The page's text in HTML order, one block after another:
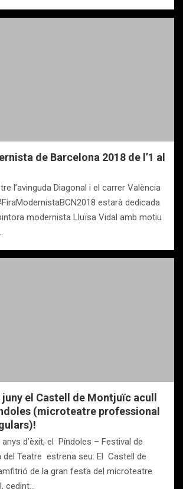
de Barcelona 2018 de l’1 al
l’avinguda Diagonal i el carrer València
estarà dedicada
modernista Lluïsa Vidal amb motiu
juny el Castell de Montjuïc acull
(microteatre professional
d’èxit, el Píndoles – Festival de
del Teatre estrena seu: El Castell de
de la gran festa del microteatre
cedint…